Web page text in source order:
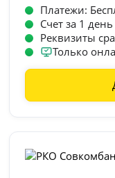
Платежи:
Счет за 1 день
Реквизиты
Только